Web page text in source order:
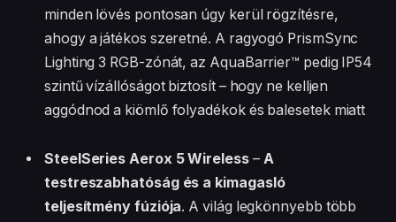
minden lövés pontosan úgy kerül rögzítésre,
ahogy a játékos szeretné. A ragyogó PrismSync
Lighting 3 RGB-zónát, az AquaBarrier™ pedig IP54
szintű vízállóságot biztosít – hogy ne kelljen
aggódnod a kiömlő folyadékok és balesetek miatt
SteelSeries Aerox 5 Wireless– A
testreszabhatóság és a kimagasló
teljesítmény fúziója. A világ legkönnyebb több